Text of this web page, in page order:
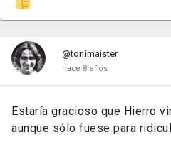
@tonimaister
hace 8 años
Estaría gracioso que Hierro
aunque sólo fuese para